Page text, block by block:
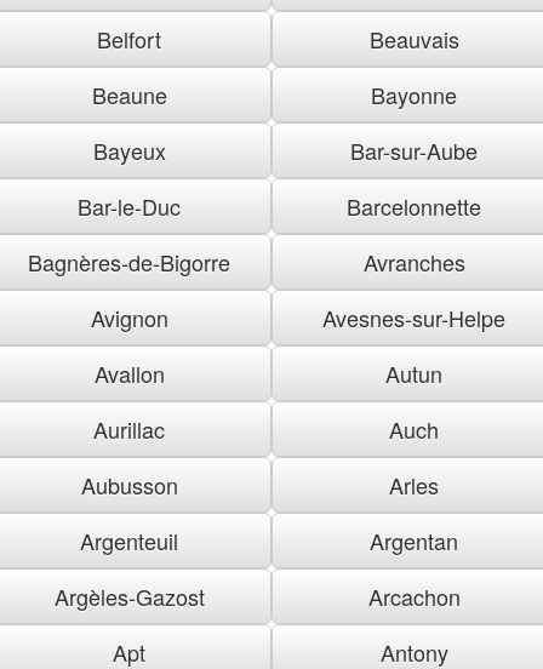
Belfort
Beauvais
Beaune
Bayonne
Bayeux
Bar-sur-Aube
Bar-le-Duc
Barcelonnette
Bagnères-de-Bigorre
Avranches
Avignon
Avesnes-sur-Helpe
Avallon
Autun
Aurillac
Auch
Aubusson
Arles
Argenteuil
Argentan
Argèles-Gazost
Arcachon
Apt
Antony